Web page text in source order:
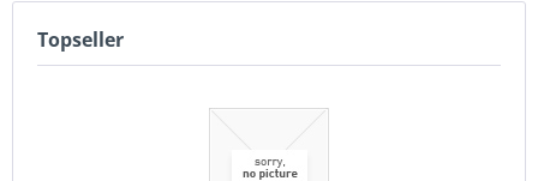
Topseller